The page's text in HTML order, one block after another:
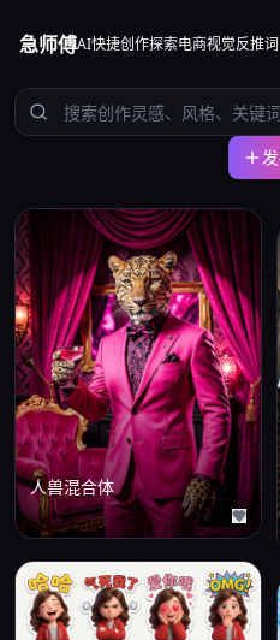
急师傅AI快捷创作探索电商视觉反推词
人兽混合体